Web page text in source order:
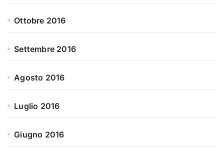
Ottobre 2016
Settembre 2016
Agosto 2016
Luglio 2016
Giugno 2016